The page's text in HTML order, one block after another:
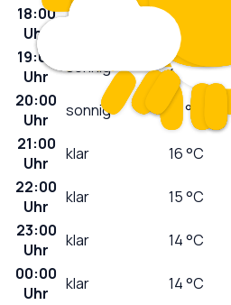
18:00
Uhr
leicht bewölkt 21
19:00
Uhr
sonnig 20°C
20:00
Uhr
sonnig 18 °C
21:00
Uhr
klar 16°C
22:00
Uhr
klar 15°C
23:00
Uhr
klar 14°C
00:00
Uhr
klar 14°C